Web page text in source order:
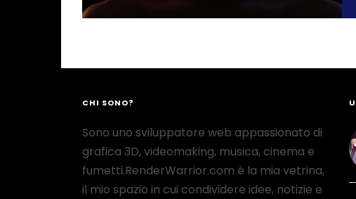
CHI SONO?
Sono uno sviluppatore web appassionato di
grafica 3D, videomaking, musica, cinema e
fumetti.RenderWarrior.com è la mia vetrina,
il mio spazio in cui condividere idee, notizie e